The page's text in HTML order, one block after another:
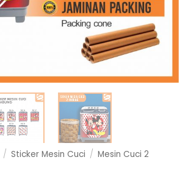
/ Sticker Mesin Cuci / Mesin Cuci 2